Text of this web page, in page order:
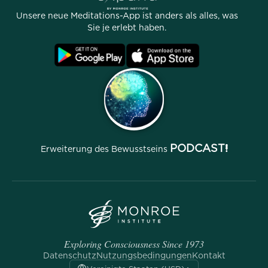
Häufig gestellte Fragen
Nutzungsbedingungen
Unsere neue Meditations-App ist anders als alles, was
Sie je erlebt haben.
Erweiterung des Bewusstseins PODCAST!
Exploring Consciousness Since 1973
DatenschutzNutzungsbedingungenKontakt